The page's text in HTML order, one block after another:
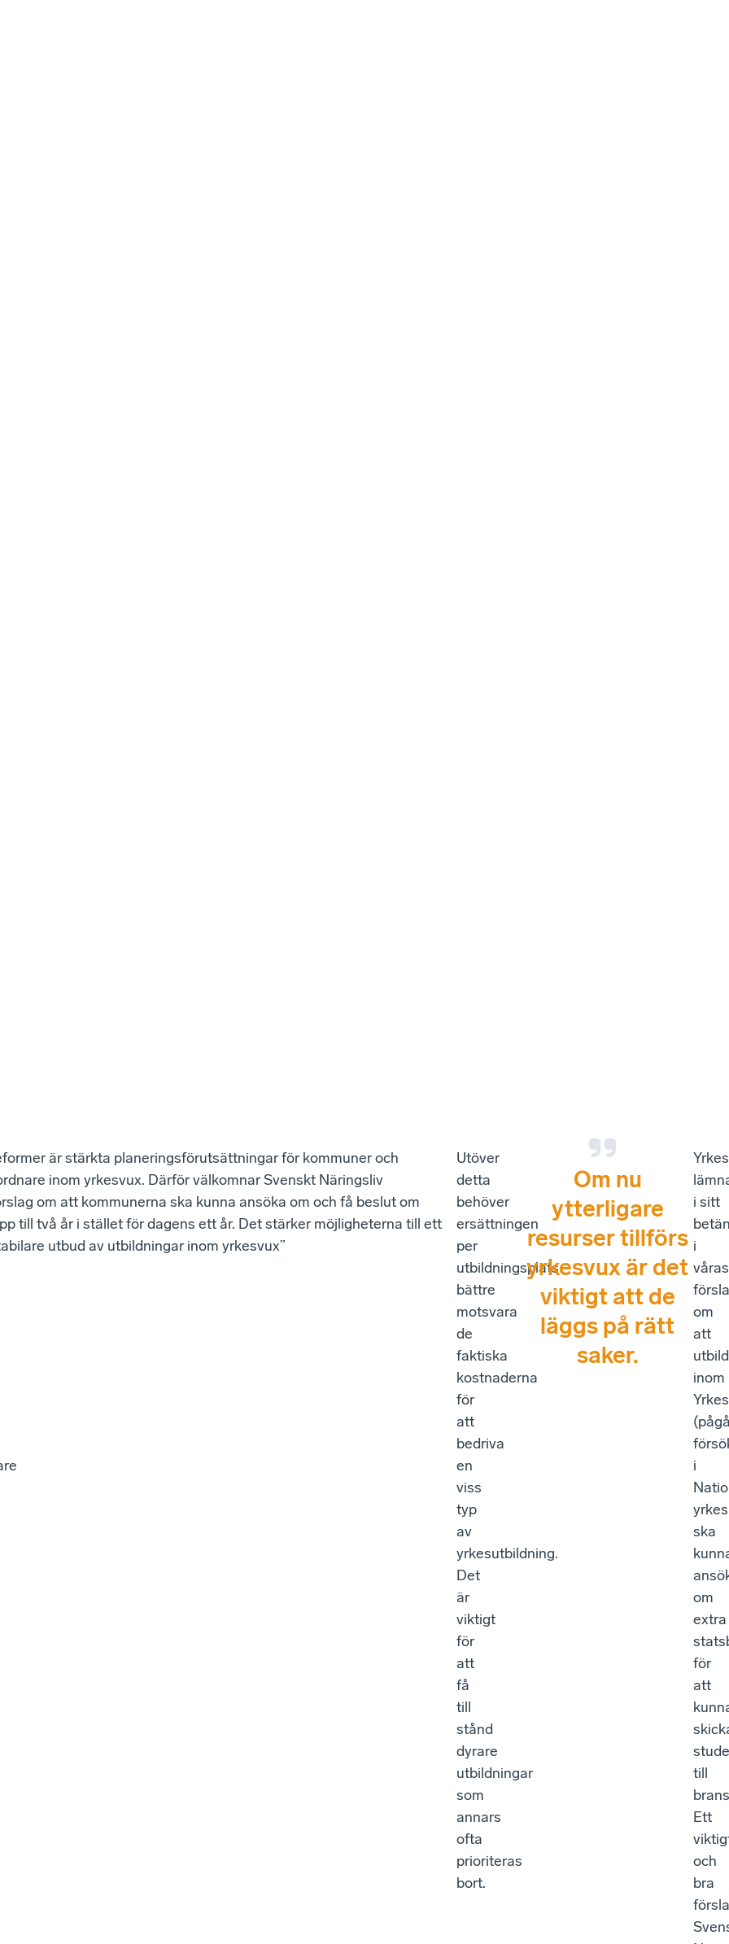
är stärkta planeringsförutsättningar för kommuner och
inom yrkesvux. Därför välkomnar Svenskt Näringsliv
om att kommunerna ska kunna ansöka om och få beslut om
till två år i stället för dagens ett år. Det stärker möjligheterna till ett
utbud av utbildningar inom yrkesvux”
Utöver
detta
behöver
ersättningen
per
utbildningsplats
bättre
motsvara
de
faktiska
kostnaderna
för
att
bedriva
en
viss
typ
av
yrkesutbildning.
Det
är
viktigt
för
att
få
till
stånd
dyrare
utbildningar
som
annars
ofta
prioriteras
bort.
Om nu
ytterligare
resurser tillförs
yrkesvux är det
viktigt att de
läggs på rätt
saker.
i sitt
i
våras
om
att
inom
i
ska
om
extra
för
att
till
Ett
och
bra